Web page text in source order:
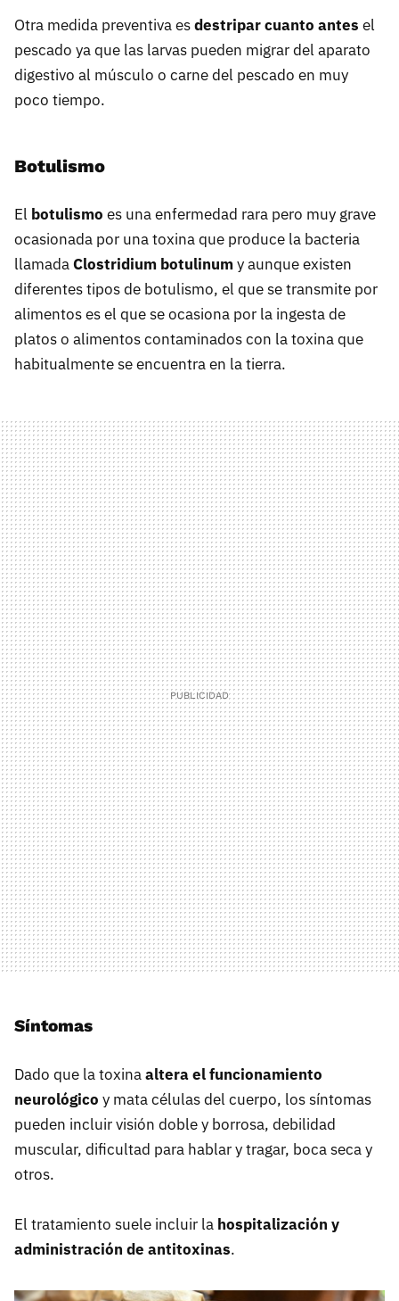
Otra medida preventiva esdestripar cuanto antes el
pescado ya que las larvas pueden migrar del aparato
digestivo al músculo o carne del pescado en muy
poco tiempo.
Botulismo
El botulismo es una enfermedad rara pero muy grave
ocasionada por una toxina que produce la bacteria
llamadaClostridium botulinumy aunque existen
diferentes tipos de botulismo, el que se transmite por
alimentos es el que se ocasiona por la ingesta de
platos o alimentos contaminados con la toxina que
habitualmente se encuentra en la tierra.
Síntomas
Dado que la toxinaaltera el funcionamiento
neurológico y mata células del cuerpo, los síntomas
pueden incluir visión doble y borrosa, debilidad
muscular, dificultad para hablar y tragar, boca seca y
otros.
El tratamiento suele incluir la hospitalización y
administración de antitoxinas.